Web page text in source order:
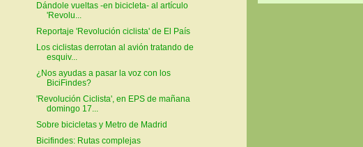
Dándole vueltas -en bicicleta- al artículo
'Revolu...
Reportaje 'Revolución ciclista' de El País
Los ciclistas derrotan al avión tratando de
esquiv...
¿Nos ayudas a pasar la voz con los
BiciFindes?
'Revolución Ciclista', en EPS de mañana
domingo 17...
Sobre bicicletas y Metro de Madrid
Bicifindes: Rutas complejas